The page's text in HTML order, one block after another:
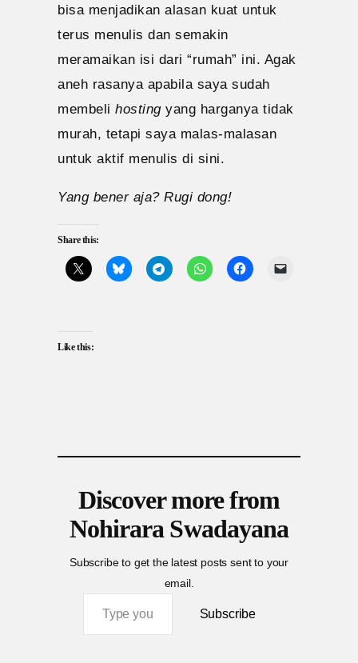
bisa menjadikan alasan kuat untuk
terus menulis dan semakin
meramaikan isi dari “rumah” ini. Agak
aneh rasanya apabila saya sudah
membeli hosting yang harganya tidak
murah, tetapi saya malas-malasan
untuk aktif menulis di sini.
Yang bener aja? Rugi dong!
Share this:
Like this:
Discover more from
Nohirara Swadayana
Subscribe to get the latest posts sent to your
email.
Type your email…
Subscribe